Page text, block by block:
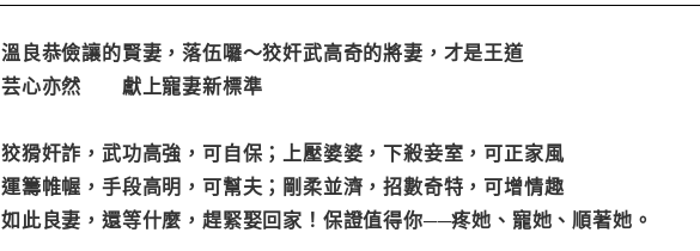
溫良恭儉讓的賢妻，落伍囉～狡奸武高奇的將妻，才是王道
芸心亦然 獻上寵妻新標準
狡猾奸詐，武功高強，可自保；上壓婆婆，下殺妾室，可正家風
運籌帷幄，手段高明，可幫夫；剛柔並濟，招數奇特，可增情趣
如此良妻，還等什麼，趕緊娶回家！保證值得你──疼她、寵她、順著她。